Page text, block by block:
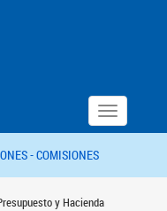
Toggle
navigation
-COMISIONES
y Hacienda